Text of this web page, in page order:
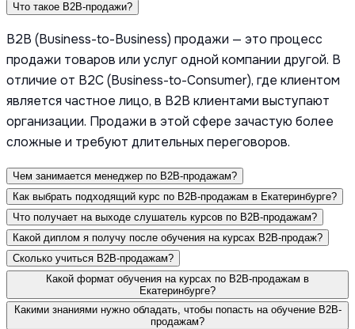
Что такое B2B-продажи?
B2B (Business-to-Business) продажи — это процесс
продажи товаров или услуг одной компании другой. В
отличие от B2C (Business-to-Consumer), где клиентом
является частное лицо, в B2B клиентами выступают
организации. Продажи в этой сфере зачастую более
сложные и требуют длительных переговоров.
Чем занимается менеджер по B2B-продажам?
Как выбрать подходящий курс по B2B-продажам в Екатеринбурге?
Что получает на выходе слушатель курсов по B2B-продажам?
Какой диплом я получу после обучения на курсах B2B-продаж?
Сколько учиться B2B-продажам?
Какой формат обучения на курсах по B2B-продажам в
Екатеринбурге?
Какими знаниями нужно обладать, чтобы попасть на обучение B2B-
продажам?